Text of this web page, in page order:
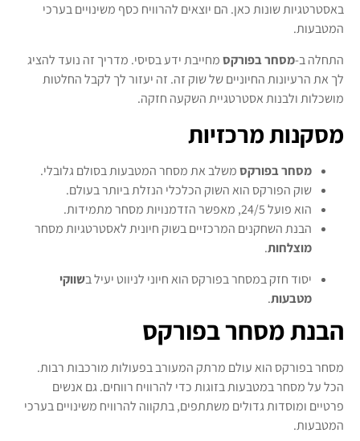
באסטרטגיות שונות כאן. הם יוצאים להרוויח כסף משינויים בערכי
המטבעות.
התחלה ב-מסחר בפורקסמחייבת ידע בסיסי. מדריך זה נועד להציג
לך את הרעיונות החיוניים של שוק זה. זה יעזור לך לקבל החלטות
מושכלות ולבנות אסטרטגיית השקעה חזקה.
מסקנות מרכזיות
מסחר בפורקסמשלב את מסחר המטבעות בסולם גלובלי.
שוק הפורקס הוא השוק הכלכלי הנזלת ביותר בעולם.
הוא פועל 24/5, מאפשר הזדמנויות מסחר מתמידות.
הבנת השחקנים המרכזיים בשוק חיונית לאסטרטגיות מסחר
מוצלחות.
יסוד חזק במסחר בפורקס הוא חיוני לניווט יעיל בשווקי
מטבעות.
הבנת מסחר בפורקס
מסחר בפורקס הוא עולם מרתק המעורב בפעולות מורכבות רבות.
הכל על מסחר במטבעות בזוגות כדי להרוויח רווחים. גם אנשים
פרטיים ומוסדות גדולים משתתפים, בתקווה להרוויח משינויים בערכי
המטבעות.